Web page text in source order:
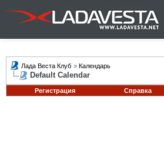
Лада Веста Клуб > Календарь
Default Calendar
Регистрация Справка